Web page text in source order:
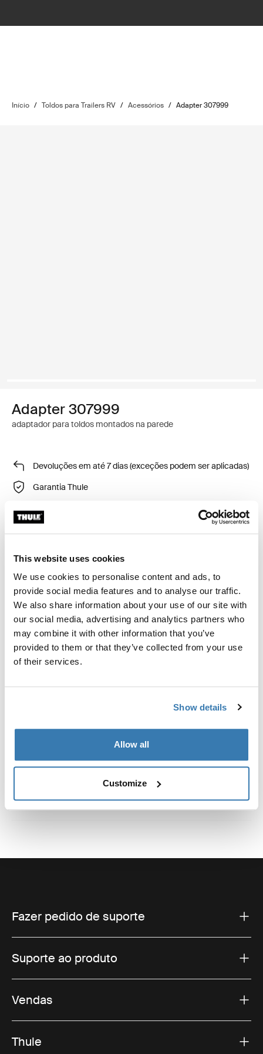
This website uses cookies
We use cookies to personalise content and ads, to
provide social media features and to analyse our traffic.
We also share information about your use of our site with
our social media, advertising and analytics partners who
may combine it with other information that you’ve
provided to them or that they’ve collected from your use
of their services.
Show details
Allow all
Customize
Início / Toldos para Trailers RV / Acessórios / Adapter 307999
Adapter 307999
adaptador para toldos montados na parede
Devoluções em até 7 dias (exceções podem ser aplicadas)
Garantia Thule
Kit adaptador personalizado para montagem do toldo
Thule em veículos selecionados.
Toggle guides and instructions
Fazer pedido de suporte
Suporte ao produto
Vendas
Thule